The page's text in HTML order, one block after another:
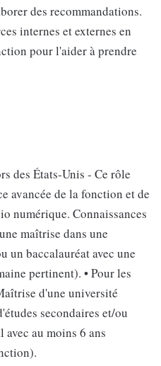
des recommandations.
internes et externes en
pour l'aider à prendre
des États-Unis - Ce rôle
avancée de la fonction et de
numérique. Connaissances
maîtrise dans une
un baccalauréat avec une
pertinent). • Pour les
d'une université
secondaires et/ou
au moins 6 ans